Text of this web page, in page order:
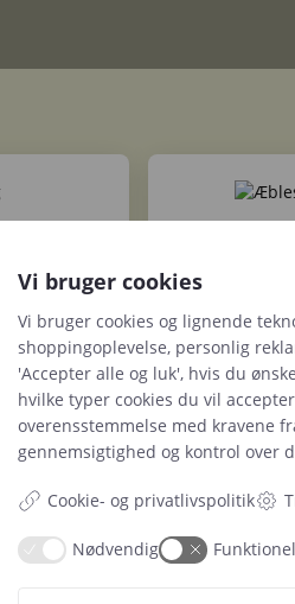
+ lev.
5500,00 kr.
+ lev.
FRA
Vi bruger cookies
Vi bruger cookies og lignende
shoppingoplevelse, personlig
'Accepter alle og luk', hvis du
hvilke typer cookies du vil
overensstemmelse med kravene
gennemsigtighed og kontrol over
Cookie- og privatlivspolitik
Nødvendig Funktionel